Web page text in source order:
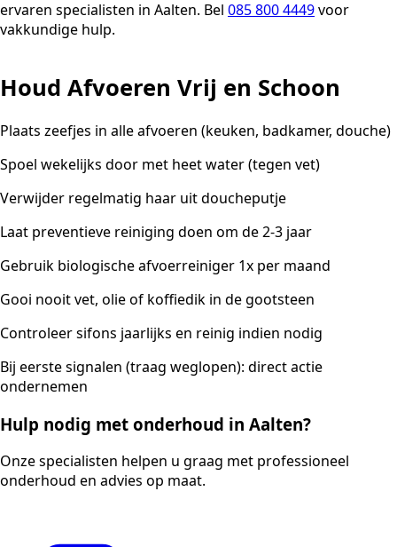
ervaren specialisten in Aalten. Bel 085 800 4449voor
vakkundige hulp.
Houd Afvoeren Vrij en Schoon
Plaats zeefjes in alle afvoeren (keuken, badkamer, douche)
Spoel wekelijks door met heet water (tegen vet)
Verwijder regelmatig haar uit doucheputje
Laat preventieve reiniging doen om de 2-3 jaar
Gebruik biologische afvoerreiniger 1x per maand
Gooi nooit vet, olie of koffiedik in de gootsteen
Controleer sifons jaarlijks en reinig indien nodig
Bij eerste signalen (traag weglopen): direct actie
ondernemen
Hulp nodig met onderhoud in Aalten?
Onze specialisten helpen u graag met professioneel
onderhoud en advies op maat.